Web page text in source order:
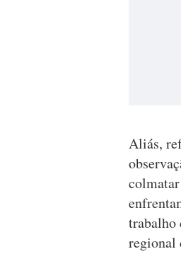
Aliás,
trabalho
regional